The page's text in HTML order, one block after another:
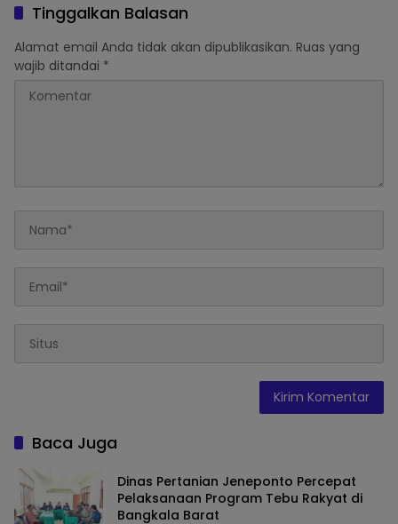
Tinggalkan Balasan
Alamat email Anda tidak akan dipublikasikan. Ruas yang
wajib ditandai *
Baca Juga
Dinas Pertanian Jeneponto Percepat
Pelaksanaan Program Tebu Rakyat di
Bangkala Barat